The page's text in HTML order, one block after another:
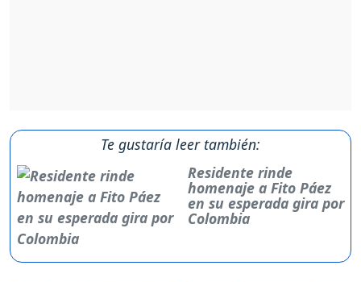
Te gustaría leer también:
Residente rinde
homenaje a Fito Páez
en su esperada gira por
Colombia